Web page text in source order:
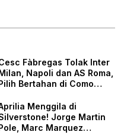
Fàbregas Tolak Inter
Napoli dan AS Roma,
Bertahan di Como
Menggila di
Jorge Martin
Marc Marquez